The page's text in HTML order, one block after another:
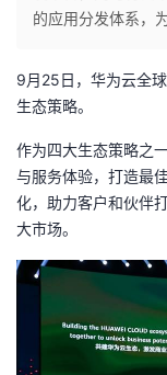
人
主
我
的
发
者
的
我
的应用分发体系，
9月25日，华为云全
生态策略。
作为四大生态策略之
与服务体验，打造最
化，助力客户和伙伴
大市场。